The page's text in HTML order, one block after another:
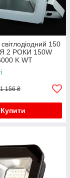
150
2 РОКИ 150W
K WT
1 156 ₴
Купити